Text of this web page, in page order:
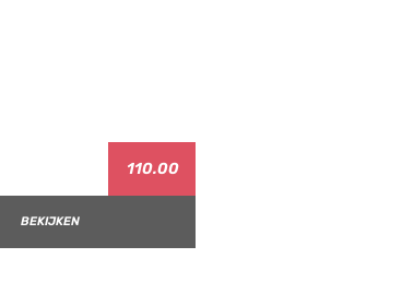
110.00
BEKIJKEN